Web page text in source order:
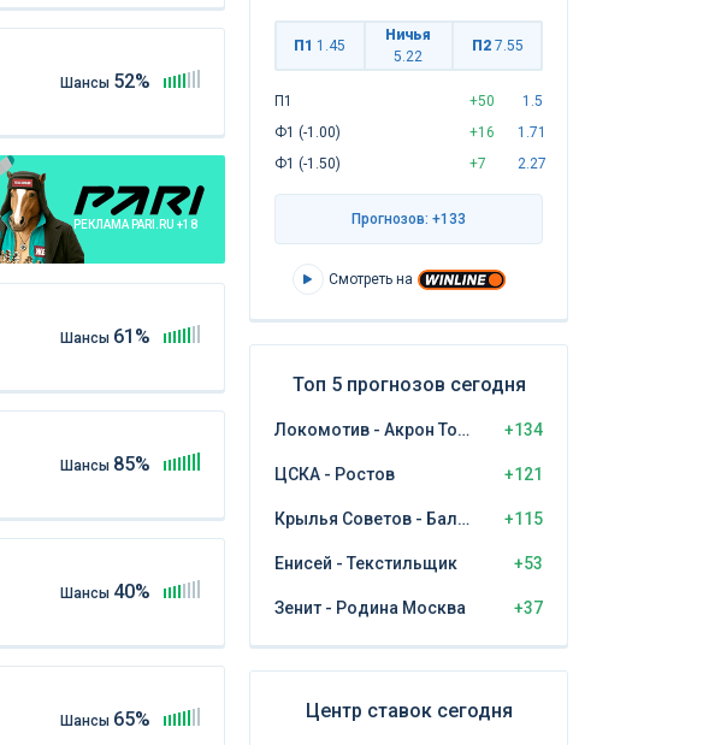
Шансы 52%
РЕКЛАМА PARI.RU +18
Шансы 61%
Шансы 85%
Шансы 40%
Шансы 65%
П1 1.45
Ничья
5.22
П2 7.55
П1 +50
1.5
Ф1 (-1.00)
+16
1.71
Ф1 (-1.50)
+7 2.27
Прогнозов: +133
Смотреть на
Топ 5 прогнозов сегодня
Локомотив - Акрон Тольятти +134
ЦСКА - Ростов +121
Крылья Советов - Балтика Калининград +115
Енисей - Текстильщик +53
Зенит - Родина Москва +37
Центр ставок сегодня